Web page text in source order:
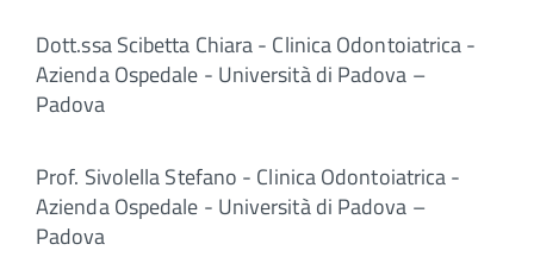
Dott.ssa Scibetta Chiara - Clinica Odontoiatrica -
Azienda Ospedale - Università di Padova –
Padova
Prof. Sivolella Stefano - Clinica Odontoiatrica -
Azienda Ospedale - Università di Padova –
Padova